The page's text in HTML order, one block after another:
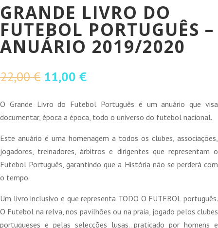
GRANDE LIVRO DO
FUTEBOL PORTUGUÊS –
ANUÁRIO 2019/2020
22,00€ O
original
era:
11,00 €O
atual
é:
O Grande Livro do Futebol Português é um anuário que visa
documentar, época a época, todo o universo do futebol nacional.
Este anuário é uma homenagem a todos os clubes, associações,
jogadores, treinadores, árbitros e dirigentes que representam o
Futebol Português, garantindo que a História não se perderá com
o tempo.
Um livro inclusivo e que representa TODO O FUTEBOL português.
O Futebol na relva, nos pavilhões ou na praia, jogado pelos clubes
portugueses e pelas selecções lusas…praticado por homens e